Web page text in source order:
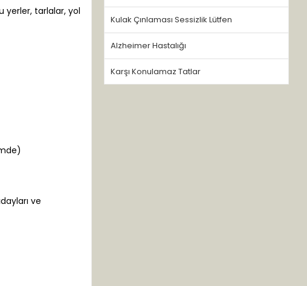
yerler, tarlalar, yol
ve
Kulak Çınlaması Sessizlik Lütfen
Alzheimer Hastalığı
Karşı Konulamaz Tatlar